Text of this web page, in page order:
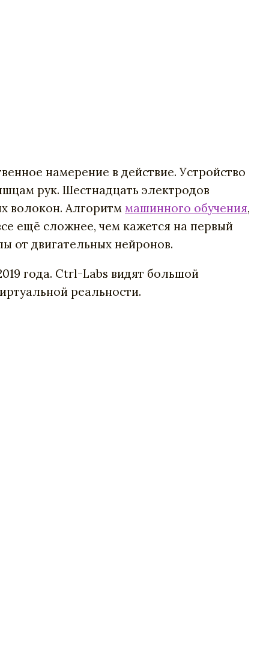
намерение в действие. Устройство
рук. Шестнадцать электродов
волокон. Алгоритм машинного обучения,
ещё сложнее, чем кажется на первый
от двигательных нейронов.
года. Ctrl-Labs видят большой
реальности.